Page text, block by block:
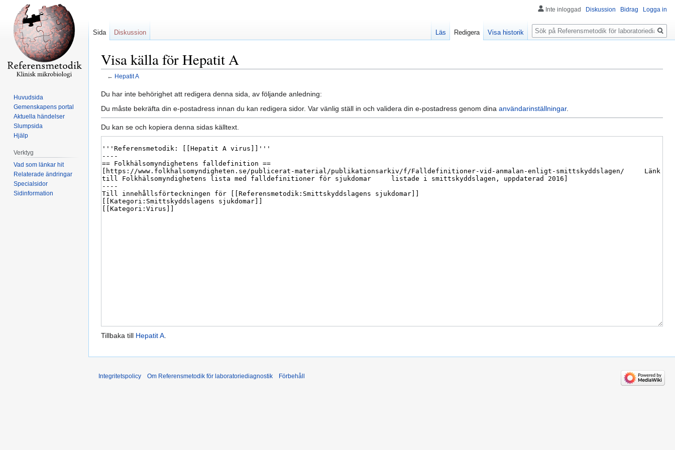
Visa källa för Hepatit A
← Hepatit A
Hoppa
till
Hoppa
till
Du har inte behörighet att redigera denna sida, av följande anledning:
Du måste bekräfta din e-postadress innan du kan redigera sidor. Var vänlig ställ in och validera din e-postadress genom dina användarinställningar.
Du kan se och kopiera denna sidas källtext.
Tillbaka till Hepatit A.
Inte inloggad Diskussion Bidrag Logga in
Sida Diskussion Läs Redigera Visa historik
Sök
Huvudsida
Gemenskapens portal
Aktuella händelser
Slumpsida
Hjälp
Verktyg
Vad som länkar hit
Relaterade ändringar
Specialsidor
Sidinformation
Integritetspolicy Om Referensmetodik för laboratoriediagnostik Förbehåll